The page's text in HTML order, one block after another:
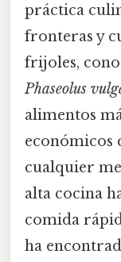
práctica
fronteras y
frijoles,
Phaseolus
alimentos
económicos
cualquier
alta cocina
comida
ha